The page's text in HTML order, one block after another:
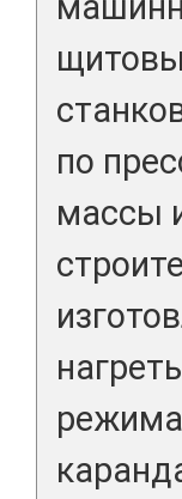
по
массы